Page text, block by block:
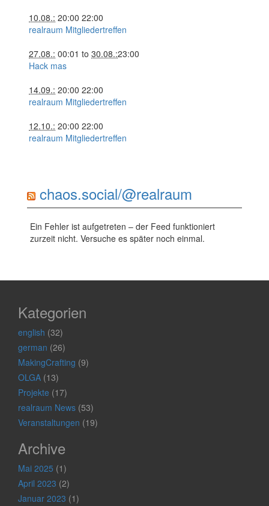
10.08.: 20:00 22:00
realraum Mitgliedertreffen
27.08.: 00:01 to 30.08.:23:00
Hack mas
14.09.: 20:00 22:00
realraum Mitgliedertreffen
12.10.: 20:00 22:00
realraum Mitgliedertreffen
chaos.social/@realraum
Ein Fehler ist aufgetreten – der Feed funktioniert
zurzeit nicht. Versuche es später noch einmal.
Kategorien
english (32)
german (26)
MakingCrafting (9)
OLGA (13)
Projekte (17)
realraum News (53)
Veranstaltungen (19)
Archive
Mai 2025 (1)
April 2023 (2)
Januar 2023 (1)